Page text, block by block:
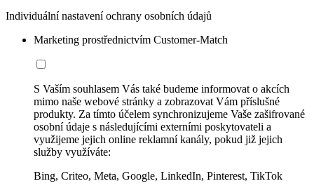
Individuální nastavení ochrany osobních údajů
Marketing prostřednictvím Customer-Match
S Vaším souhlasem Vás také budeme informovat o akcích
mimo naše webové stránky a zobrazovat Vám příslušné
produkty. Za tímto účelem synchronizujeme Vaše zašifrované
osobní údaje s následujícími externími poskytovateli a
využijeme jejich online reklamní kanály, pokud již jejich
služby využíváte:
Bing, Criteo, Meta, Google, LinkedIn, Pinterest, TikTok